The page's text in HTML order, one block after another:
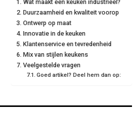
O
N
R
E
S
T
O
D
N
O
Wat maakt een keuken industrieel?
Duurzaamheid en kwaliteit voorop
Ontwerp op maat
Innovatie in de keuken
Klantenservice en tevredenheid
Mix van stijlen keukens
Veelgestelde vragen
Goed artikel? Deel hem dan op: